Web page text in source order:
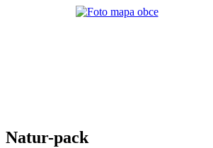
Natur-pack